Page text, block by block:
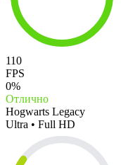
110
FPS
0%
Отлично
Hogwarts Legacy
Ultra • Full HD